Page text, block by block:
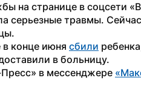
на странице в соцсети
серьезные травмы.
конце июня сбили
в больницу.
в мессенджере